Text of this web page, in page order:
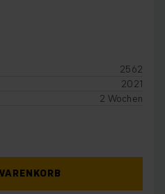
2562
2021
2 Wochen